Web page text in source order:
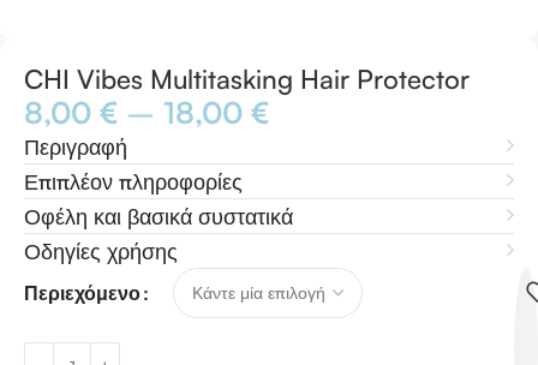
CHI Vibes Multitasking Hair Protector
8,00 € – 18,00 €
Περιγραφή
Επιπλέον πληροφορίες
Οφέλη και βασικά συστατικά
Οδηγίες χρήσης
Περιεχόμενο